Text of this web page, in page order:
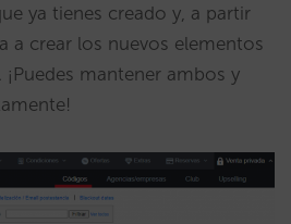
ya tienes creado y, a partir
a crear los nuevos elementos
¡Puedes mantener ambos y